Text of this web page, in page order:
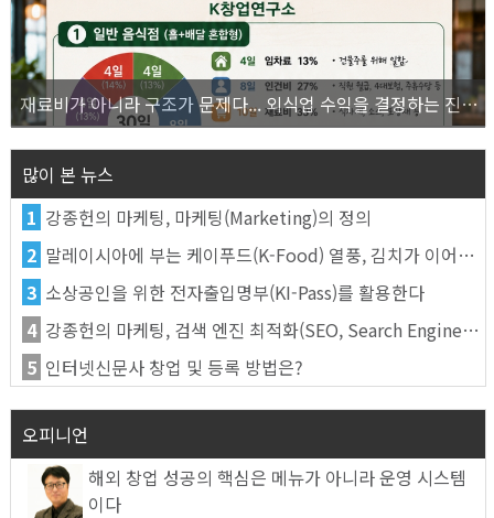
재료비가 아니라 구조가 문제다... 외식업 수익을 결정하는 진짜 숫자의 비밀
많이 본 뉴스
1 강종헌의 마케팅, 마케팅(Marketing)의 정의
2 말레이시아에 부는 케이푸드(K-Food) 열풍, 김치가 이어간다
3 소상공인을 위한 전자출입명부(KI-Pass)를 활용한다
4 강종헌의 마케팅, 검색 엔진 최적화(SEO, Search Engine Optimization)란
5 인터넷신문사 창업 및 등록 방법은?
오피니언
해외 창업 성공의 핵심은 메뉴가 아니라 운영 시스템
이다